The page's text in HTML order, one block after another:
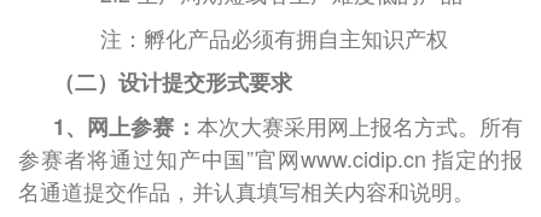
注：孵化产品必须有拥自主知识产权
（二）设计提交形式要求
1、网上参赛： 本次大赛采用网上报名方式。所有
参赛者将通过知产中国”官网www.cidip.cn 指定的报
名通道提交作品，并认真填写相关内容和说明。